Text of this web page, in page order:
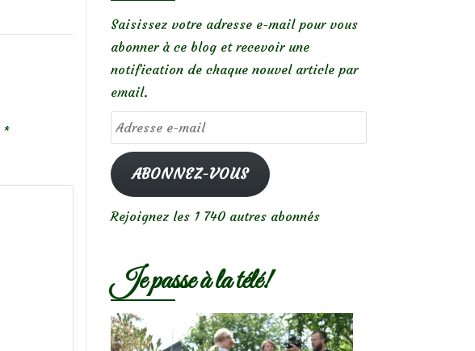
*
Saisissez votre adresse e-mail pour vous
abonner à ce blog et recevoir une
notification de chaque nouvel article par
email.
Adresse
e-
mailABONNEZ-VOUS
Rejoignez les 1 740 autres abonnés
Je passe à la télé!